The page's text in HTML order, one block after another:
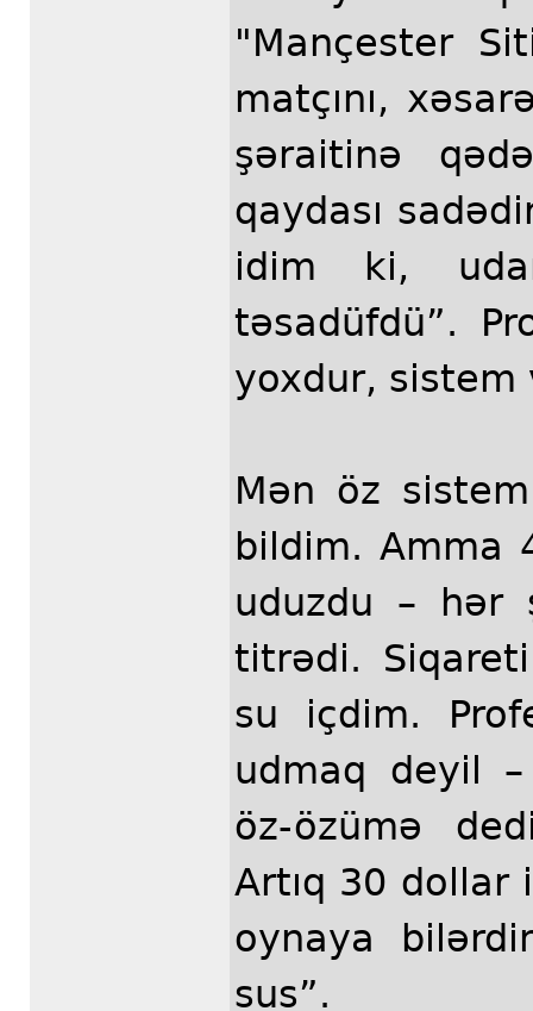
"Mançester
matçını,
şəraitinə
qaydası
idim ki,
təsadüfdü”.
yoxdur, sistem
Mən öz
bildim. Amma
uduzdu –
titrədi.
su içdim.
udmaq deyil
öz-özümə
Artıq 30
oynaya
sus”.